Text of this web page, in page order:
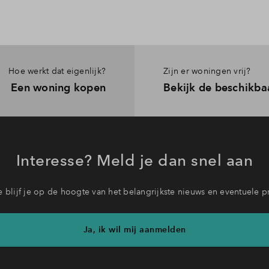
Hoe werkt dat eigenlijk?
Een woning kopen
Zijn er woningen vrij?
Bekijk de
Interesse? Meld je dan snel aan
blijf je op de hoogte van het belangrijkste nieuws en eventuele
Ja, ik wil mij aanmelden